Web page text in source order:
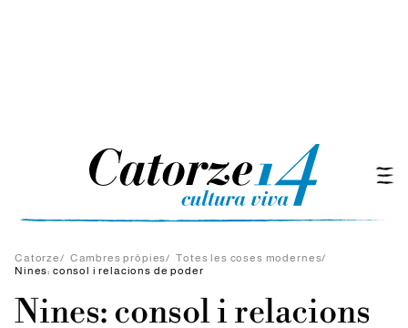
Catorze/ Cambres pròpies/ Totes les coses modernes/
Nines: consol i relacions de poder
Nines: consol i relacions